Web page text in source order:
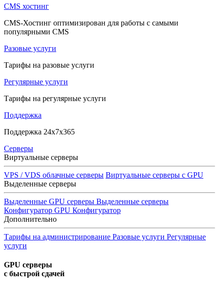
CMS хостинг
CMS-Хостинг оптимизирован для работы с самыми
популярными CMS
Разовые услуги
Тарифы на разовые услуги
Регулярные услуги
Тарифы на регулярные услуги
Поддержка
Поддержка 24x7x365
Серверы
Виртуальные серверы
VPS / VDS облачные серверы Виртуальные серверы с GPU
Выделенные серверы
Выделенные GPU серверы Выделенные серверы
Конфигуратор GPU Конфигуратор
Дополнительно
Тарифы на администрирование Разовые услуги Регулярные
услуги
GPU серверы
с быстрой сдачей